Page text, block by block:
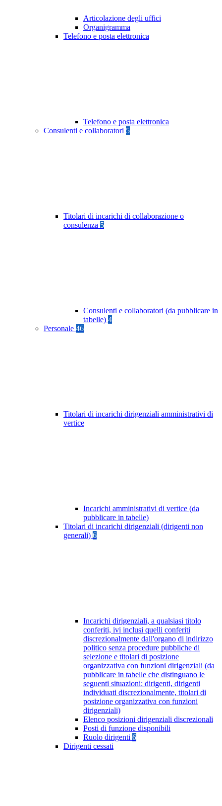
Articolazione degli uffici
Organigramma
Telefono e posta elettronica
Telefono e posta elettronica
Consulenti e collaboratori 5
Titolari di incarichi di collaborazione o
consulenza 5
Consulenti e collaboratori (da pubblicare in
tabelle) 4
Personale 46
Titolari di incarichi dirigenziali amministrativi di
vertice
Incarichi amministrativi di vertice (da
pubblicare in tabelle)
Titolari di incarichi dirigenziali (dirigenti non
generali) 6
Incarichi dirigenziali, a qualsiasi titolo
conferiti, ivi inclusi quelli conferiti
discrezionalmente dall'organo di indirizzo
politico senza procedure pubbliche di
selezione e titolari di posizione
organizzativa con funzioni dirigenziali (da
pubblicare in tabelle che distinguano le
seguenti situazioni: dirigenti, dirigenti
individuati discrezionalmente, titolari di
posizione organizzativa con funzioni
dirigenziali)
Elenco posizioni dirigenziali discrezionali
Posti di funzione disponibili
Ruolo dirigenti 6
Dirigenti cessati